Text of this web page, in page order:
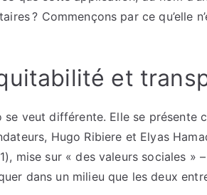
? Commençons par ce qu’elle
et
se veut différente. Elle se présente
Hugo Ribiere et Elyas
mise sur « des valeurs sociales »
dans un milieu que les deux